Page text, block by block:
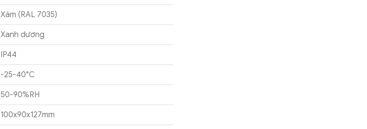
Xám (RAL 7035)
Xanh dương
IP44
-25-40°C
50-90%RH
100x90x127mm